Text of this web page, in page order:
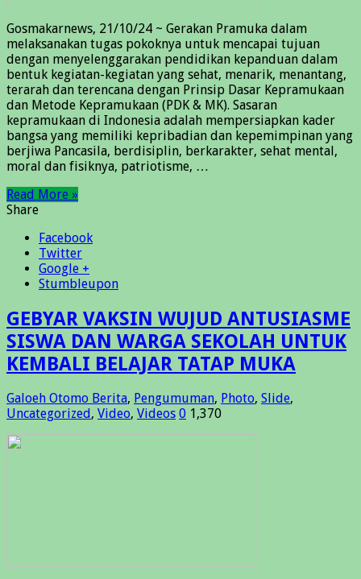
Gosmakarnews, 21/10/24 ~ Gerakan Pramuka dalam
melaksanakan tugas pokoknya untuk mencapai tujuan
dengan menyelenggarakan pendidikan kepanduan dalam
bentuk kegiatan-kegiatan yang sehat, menarik, menantang,
terarah dan terencana dengan Prinsip Dasar Kepramukaan
dan Metode Kepramukaan (PDK & MK). Sasaran
kepramukaan di Indonesia adalah mempersiapkan kader
bangsa yang memiliki kepribadian dan kepemimpinan yang
berjiwa Pancasila, berdisiplin, berkarakter, sehat mental,
moral dan fisiknya, patriotisme, …
Read More »
Share
Facebook
Twitter
Google +
Stumbleupon
GEBYAR VAKSIN WUJUD ANTUSIASME
SISWA DAN WARGA SEKOLAH UNTUK
KEMBALI BELAJAR TATAP MUKA
Galoeh Otomo Berita, Pengumuman, Photo, Slide,
Uncategorized , Video, Videos 0 1,370